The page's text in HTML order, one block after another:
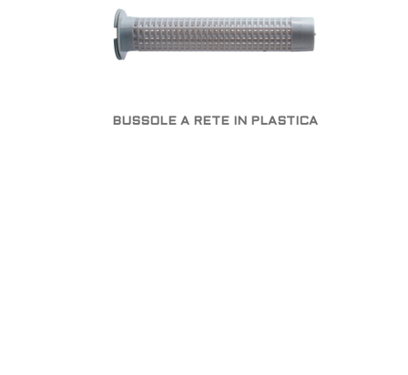
BUSSOLE A RETE IN PLASTICA